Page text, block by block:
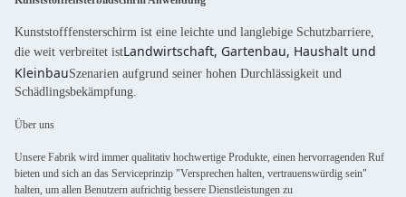
Kunststofffensterschirm ist eine leichte und langlebige Schutzbarriere,
die weit verbreitet istLandwirtschaft, Gartenbau, Haushalt und
KleinbauSzenarien aufgrund seiner hohen Durchlässigkeit und
Schädlingsbekämpfung.
Über uns
Unsere Fabrik wird immer qualitativ hochwertige Produkte, einen hervorragenden Ruf
bieten und sich an das Serviceprinzip "Versprechen halten, vertrauenswürdig sein"
halten, um allen Benutzern aufrichtig bessere Dienstleistungen zu